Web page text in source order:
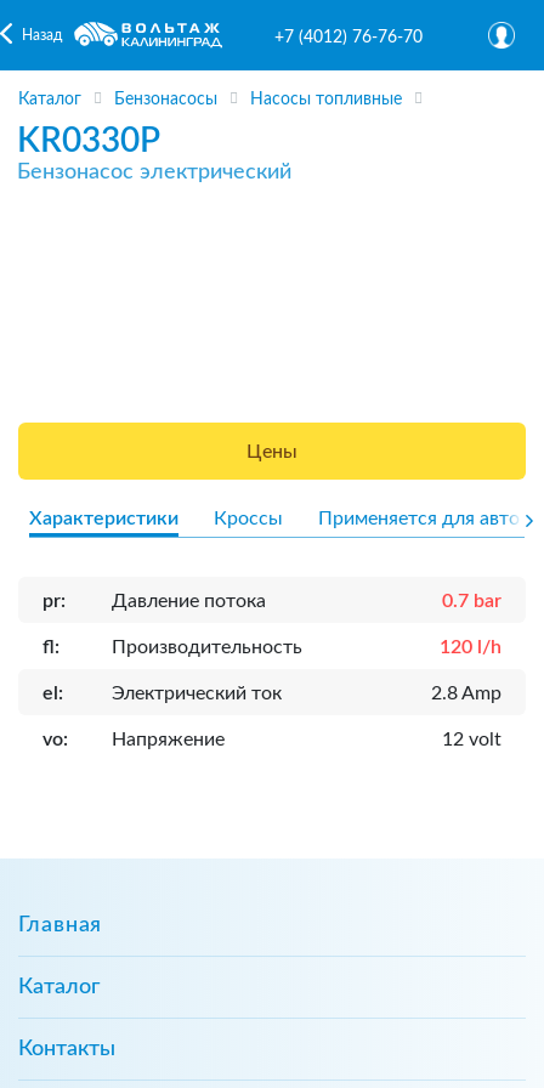
Назад +7 (4012) 76-76-70
Каталог Бензонасосы Насосы топливные
KR0330P
Бензонасос электрический
Цены
Характеристики Кроссы Применяется для авто
pr: Давление потока 0.7 bar
fl: Производительность 120 l/h
el: Электрический ток 2.8 Amp
vo: Напряжение 12 volt
Главная
Каталог
Контакты